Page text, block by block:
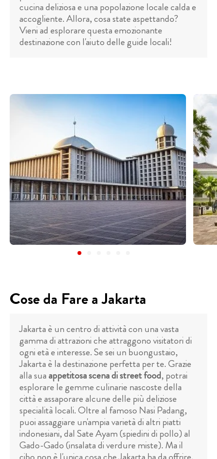
cucina deliziosa e una popolazione locale calda e
accogliente. Allora, cosa state aspettando?
Vieni ad esplorare questa emozionante
destinazione con l'aiuto delle guide locali!
Cose da Fare a Jakarta
Jakarta è un centro di attività con una vasta
gamma di attrazioni che attraggono visitatori di
ogni età e interesse. Se sei un buongustaio,
Jakarta è la destinazione perfetta per te. Grazie
alla suaappetitosa scena di street food, potrai
esplorare le gemme culinarie nascoste della
città e assaporare alcune delle più deliziose
specialità locali. Oltre al famoso Nasi Padang,
puoi assaggiare un'ampia varietà di altri piatti
indonesiani, dal Sate Ayam (spiedini di pollo) al
Gado-Gado (insalata di verdure miste). Ma il